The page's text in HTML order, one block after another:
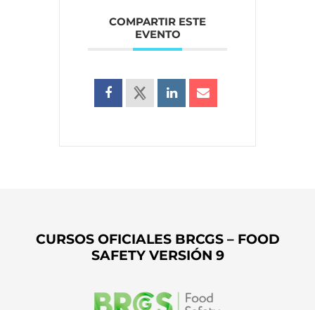
COMPARTIR ESTE
EVENTO
CURSOS OFICIALES BRCGS – FOOD
SAFETY VERSIÓN 9